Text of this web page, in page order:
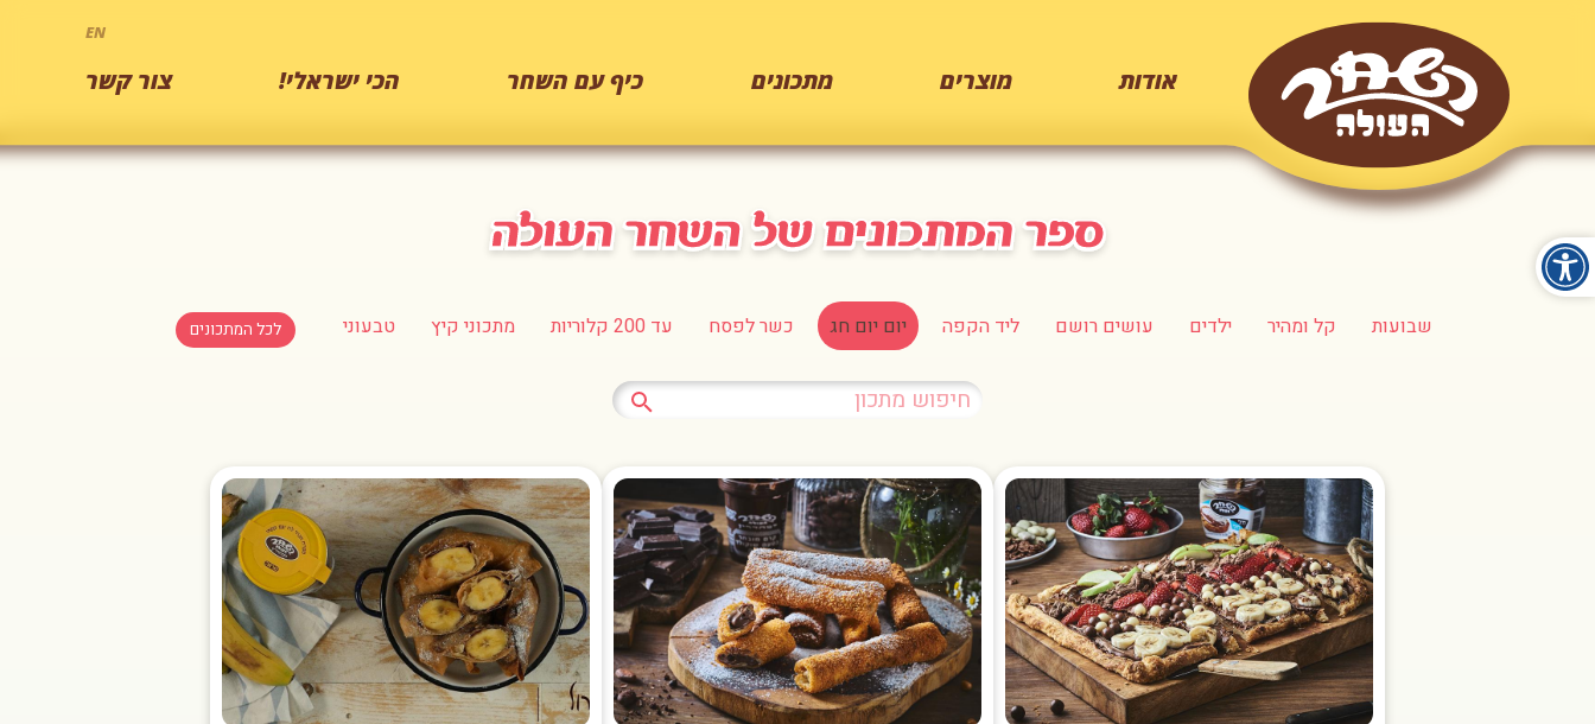
EN
אודות מוצרים מתכונים כיף עם השחר הכי ישראלי! צור קשר
שבועות קל ומהיר ילדים עושים רושם ליד הקפה יום יום חג כשר לפסח עד 200 קלוריות מתכוני קיץ טבעוני לכל המתכונים